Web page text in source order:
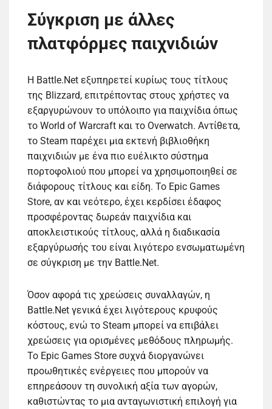
Σύγκριση με άλλες
πλατφόρμες παιχνιδιών
Η Battle.Net εξυπηρετεί κυρίως τους τίτλους
της Blizzard, επιτρέποντας στους χρήστες να
εξαργυρώνουν το υπόλοιπο για παιχνίδια όπως
το World of Warcraft και το Overwatch. Αντίθετα,
το Steam παρέχει μια εκτενή βιβλιοθήκη
παιχνιδιών με ένα πιο ευέλικτο σύστημα
πορτοφολιού που μπορεί να χρησιμοποιηθεί σε
διάφορους τίτλους και είδη. Το Epic Games
Store, αν και νεότερο, έχει κερδίσει έδαφος
προσφέροντας δωρεάν παιχνίδια και
αποκλειστικούς τίτλους, αλλά η διαδικασία
εξαργύρωσής του είναι λιγότερο ενσωματωμένη
σε σύγκριση με την Battle.Net.
Όσον αφορά τις χρεώσεις συναλλαγών, η
Battle.Net γενικά έχει λιγότερους κρυφούς
κόστους, ενώ το Steam μπορεί να επιβάλει
χρεώσεις για ορισμένες μεθόδους πληρωμής.
Το Epic Games Store συχνά διοργανώνει
προωθητικές ενέργειες που μπορούν να
επηρεάσουν τη συνολική αξία των αγορών,
καθιστώντας το μια ανταγωνιστική επιλογή για